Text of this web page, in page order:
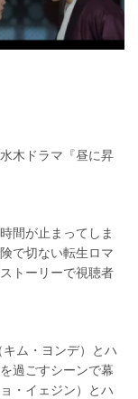
木ドラマ『昼に昇
間が止まってしま
で切ない転生ロマ
トーリーで視聴者
ム・ヨンデ）とハ
過ごすシーンで幕
・イェジン）とハ